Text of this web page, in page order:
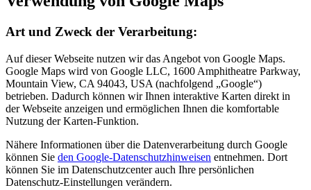
Art und Zweck der Verarbeitung:
Auf dieser Webseite nutzen wir das Angebot von Google Maps.
Google Maps wird von Google LLC, 1600 Amphitheatre Parkway,
Mountain View, CA 94043, USA (nachfolgend „Google“)
betrieben. Dadurch können wir Ihnen interaktive Karten direkt in
der Webseite anzeigen und ermöglichen Ihnen die komfortable
Nutzung der Karten-Funktion.
Nähere Informationen über die Datenverarbeitung durch Google
können Sie den Google-Datenschutzhinweisen entnehmen. Dort
können Sie im Datenschutzcenter auch Ihre persönlichen
Datenschutz-Einstellungen verändern.